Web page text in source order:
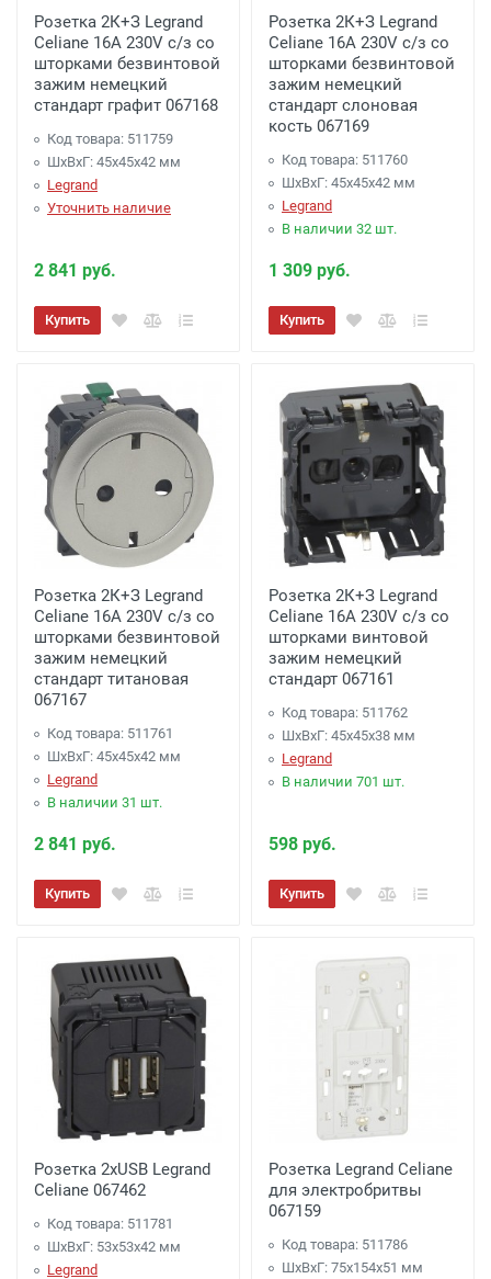
Розетка 2К+З Legrand
Celiane 16A 230V с/з со
шторками безвинтовой
зажим немецкий
стандарт графит 067168
Код товара: 511759
ШхВхГ: 45x45x42 мм
Legrand
Уточнить наличие
2 841 руб.
Купить
Розетка 2К+З Legrand
Celiane 16A 230V с/з со
шторками безвинтовой
зажим немецкий
стандарт слоновая
кость 067169
Код товара: 511760
ШхВхГ: 45x45x42 мм
Legrand
В наличии 32 шт.
1 309 руб.
Купить
Розетка 2К+З Legrand
Celiane 16A 230V с/з со
шторками безвинтовой
зажим немецкий
стандарт титановая
067167
Код товара: 511761
ШхВхГ: 45x45x42 мм
Legrand
В наличии 31 шт.
2 841 руб.
Купить
Розетка 2К+З Legrand
Celiane 16A 230V с/з со
шторками винтовой
зажим немецкий
стандарт 067161
Код товара: 511762
ШхВхГ: 45x45x38 мм
Legrand
В наличии 701 шт.
598 руб.
Купить
Розетка 2хUSB Legrand
Celiane 067462
Код товара: 511781
ШхВхГ: 53x53x42 мм
Legrand
Розетка Legrand Celiane
для электробритвы
067159
Код товара: 511786
ШхВхГ: 75x154x51 мм